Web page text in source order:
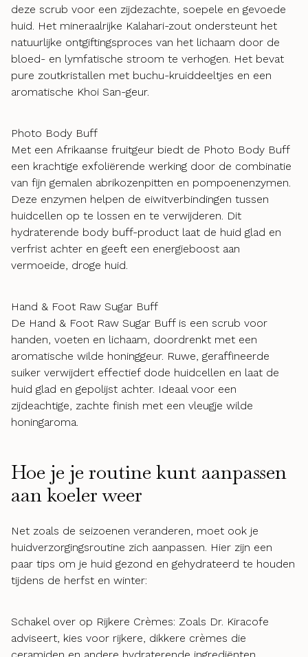
deze scrub voor een zijdezachte, soepele en gevoede
huid. Het mineraalrijke Kalahari-zout ondersteunt het
natuurlijke ontgiftingsproces van het lichaam door de
bloed- en lymfatische stroom te verhogen. Het bevat
pure zoutkristallen met buchu-kruiddeeltjes en een
aromatische Khoi San-geur.
Photo Body Buff
Met een Afrikaanse fruitgeur biedt de Photo Body Buff
een krachtige exfoliërende werking door de combinatie
van fijn gemalen abrikozenpitten en pompoenenzymen.
Deze enzymen helpen de eiwitverbindingen tussen
huidcellen op te lossen en te verwijderen. Dit
hydraterende body buff-product laat de huid glad en
verfrist achter en geeft een energieboost aan
vermoeide, droge huid.
Hand & Foot Raw Sugar Buff
De Hand & Foot Raw Sugar Buff is een scrub voor
handen, voeten en lichaam, doordrenkt met een
aromatische wilde honinggeur. Ruwe, geraffineerde
suiker verwijdert effectief dode huidcellen en laat de
huid glad en gepolijst achter. Ideaal voor een
zijdeachtige, zachte finish met een vleugje wilde
honingaroma.
Hoe je je routine kunt aanpassen
aan koeler weer
Net zoals de seizoenen veranderen, moet ook je
huidverzorgingsroutine zich aanpassen. Hier zijn een
paar tips om je huid gezond en gehydrateerd te houden
tijdens de herfst en winter:
Schakel over op Rijkere Crèmes: Zoals Dr. Kiracofe
adviseert, kies voor rijkere, dikkere crèmes die